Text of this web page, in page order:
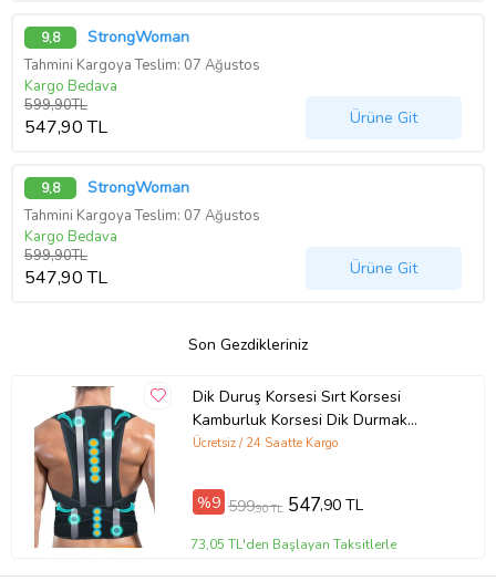
9,8 StrongWoman
Tahmini Kargoya Teslim: 07 Ağustos
Kargo Bedava
599,90TL
547,90 TL Ürüne Git
9,8 StrongWoman
Tahmini Kargoya Teslim: 07 Ağustos
Kargo Bedava
599,90TL
547,90 TL Ürüne Git
Son Gezdikleriniz
Dik Duruş Korsesi Sırt Korsesi
Kamburluk Korsesi Dik Durmak
Aparatı Balenli Manyetik
Ücretsiz / 24 Saatte Kargo
%9 599,90 TL 547,90 TL
73,05 TL'den Başlayan Taksitlerle